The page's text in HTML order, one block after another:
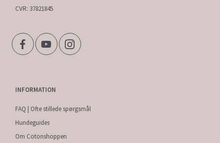
CVR: 37821845
INFORMATION
FAQ | Ofte stillede spørgsmål
Hundeguides
Om Cotonshoppen